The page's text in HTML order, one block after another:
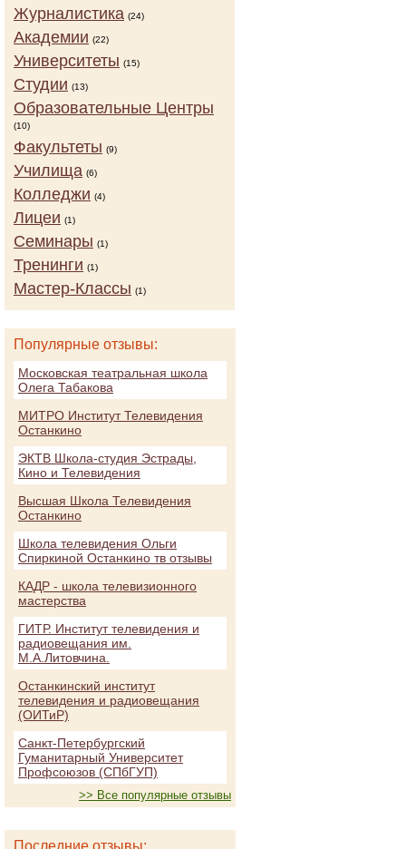
Журналистика (24)
Академии (22)
Университеты (15)
Студии (13)
Образовательные Центры
(10)
Факультеты (9)
Училища (6)
Колледжи (4)
Лицеи (1)
Семинары (1)
Тренинги (1)
Мастер-Классы (1)
Популярные отзывы:
Московская театральная школа
Олега Табакова
МИТРО Институт Телевидения
Останкино
ЭКТВ Школа-студия Эстрады,
Кино и Телевидения
Высшая Школа Телевидения
Останкино
Школа телевидения Ольги
Спиркиной Останкино тв отзывы
КАДР - школа телевизионного
мастерства
ГИТР. Институт телевидения и
радиовещания им.
М.А.Литовчина.
Останкинский институт
телевидения и радиовещания
(ОИТиР)
Санкт-Петербургский
Гуманитарный Университет
Профсоюзов (СПбГУП)
>> Все популярные отзывы
Последние отзывы: